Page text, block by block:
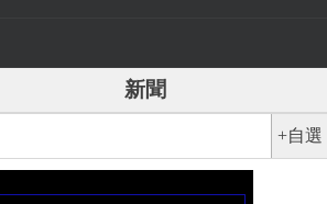
新聞
+自選